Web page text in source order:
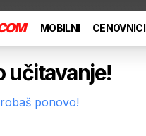
MOBILNI CENOVNICI
učitavanje!
ponovo!